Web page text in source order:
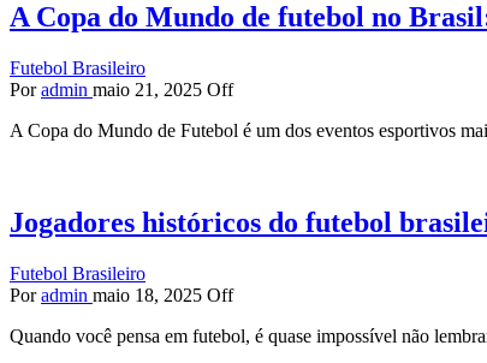
A Copa do Mundo de futebol no
Futebol Brasileiro
Por admin maio 21, 2025 Off
A Copa do Mundo de Futebol é um dos eventos esportivos
Jogadores históricos do futebol
Futebol Brasileiro
Por admin maio 18, 2025 Off
Quando você pensa em futebol, é quase impossível não